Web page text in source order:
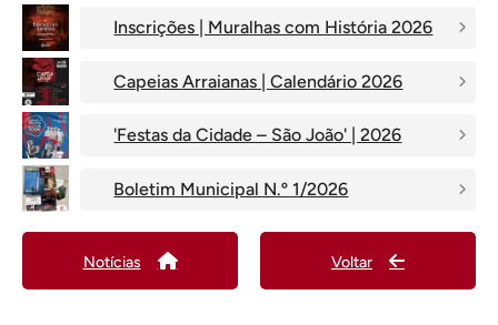
Inscrições | Muralhas com História 2026
Capeias Arraianas | Calendário 2026
'Festas da Cidade – São João' | 2026
Boletim Municipal N.º 1/2026
Notícias Voltar